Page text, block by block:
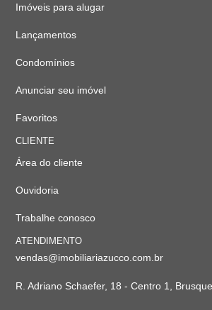
Imóveis para alugar
Lançamentos
Condomínios
Anunciar seu imóvel
Favoritos
CLIENTE
Área do cliente
Ouvidoria
Trabalhe conosco
ATENDIMENTO
vendas@imobiliariazucco.com.br
R. Adriano Schaefer, 18 - Centro 1,